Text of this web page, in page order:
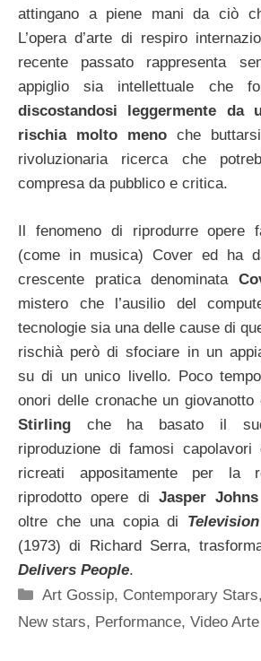
attingano a piene mani da ciò
L’opera d’arte di respiro
recente passato rappresenta
appiglio sia intellettuale che
discostandosi leggermente da
rischia molto menoche
rivoluzionaria ricerca che
compresa da pubblico e critica.
Il fenomeno di riprodurre opere
(come in musica) Cover ed ha
crescente pratica denominata
mistero che l’ausilio del
tecnologie sia una delle cause di
rischià però di sfociare in un
su di un unico livello. Poco
onori delle cronache un giovanotto
Stirling che ha basato il
riproduzione di famosi capolavori
ricreati appositamente per la
riprodotto opere di Jasper
oltre che una copia di
(1973) di Richard Serra,
Delivers People.
Categorie
Art Gossip, Contemporary Stars,
New stars, Performance, Video Arte